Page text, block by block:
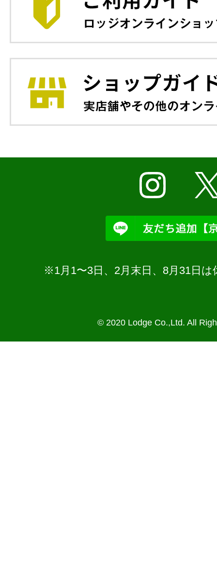
※1月1〜3日、2月末日、8月31日
© 2020 Lodge Co.,Ltd. All